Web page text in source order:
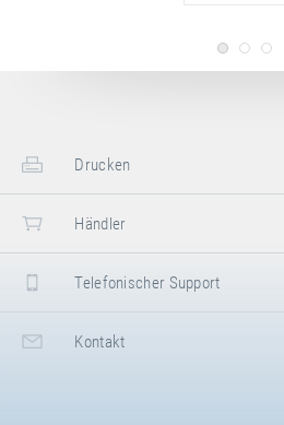
Drucken
Händler
Telefonischer Support
Kontakt